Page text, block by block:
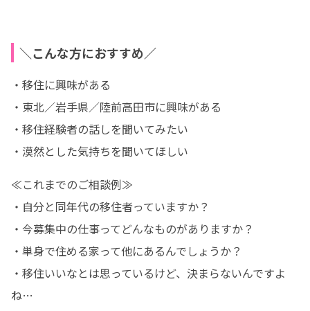
＼こんな方におすすめ／
・移住に興味がある
・東北／岩手県／陸前高田市に興味がある
・移住経験者の話しを聞いてみたい
・漠然とした気持ちを聞いてほしい
≪これまでのご相談例≫
・自分と同年代の移住者っていますか？
・今募集中の仕事ってどんなものがありますか？
・単身で住める家って他にあるんでしょうか？
・移住いいなとは思っているけど、決まらないんですよ
ね…